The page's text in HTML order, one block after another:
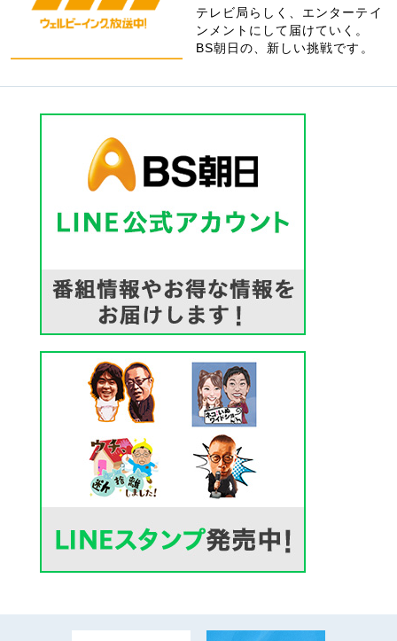
テレビ局らしく、エンターテイ
ンメントにして届けていく。
BS朝日の、新しい挑戦です。